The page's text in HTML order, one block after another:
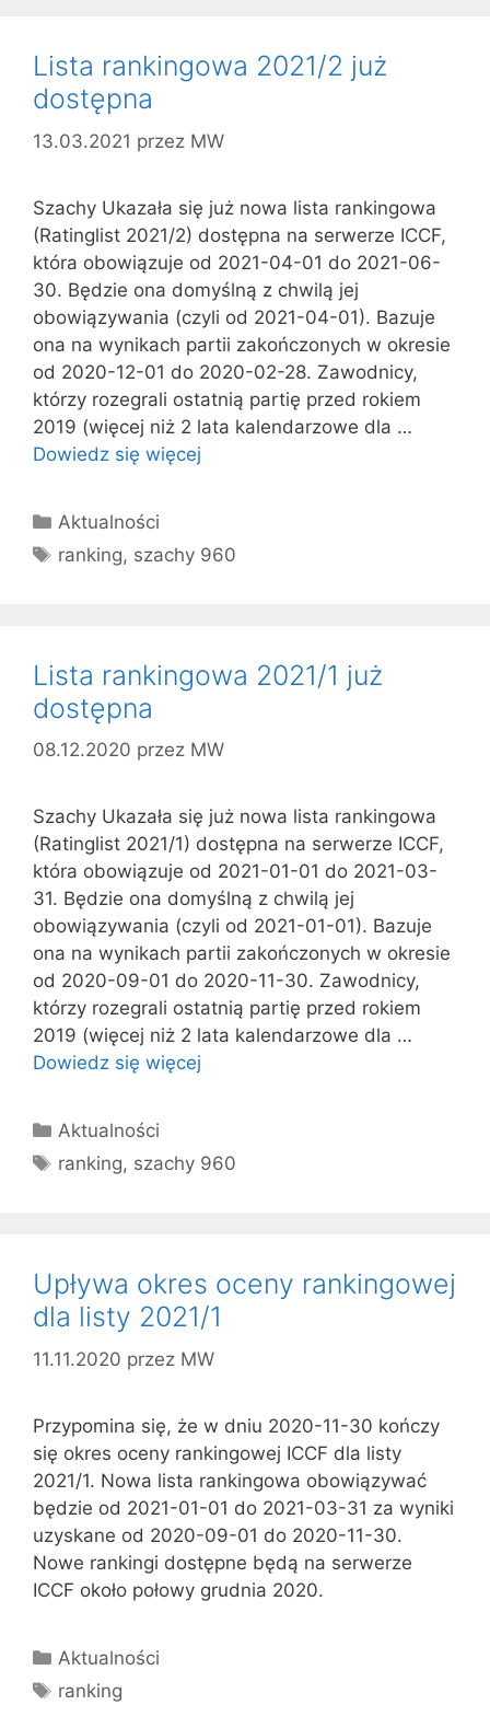
Lista rankingowa 2021/2 już
dostępna
13.03.2021 przez MW
Szachy Ukazała się już nowa lista rankingowa
(Ratinglist 2021/2) dostępna na serwerze ICCF,
która obowiązuje od 2021-04-01 do 2021-06-
30. Będzie ona domyślną z chwilą jej
obowiązywania (czyli od 2021-04-01). Bazuje
ona na wynikach partii zakończonych w okresie
od 2020-12-01 do 2020-02-28. Zawodnicy,
którzy rozegrali ostatnią partię przed rokiem
2019 (więcej niż 2 lata kalendarzowe dla …
Dowiedz się więcej
Kategorie
Aktualności
Tagi
ranking, szachy 960
Lista rankingowa 2021/1 już
dostępna
08.12.2020 przez MW
Szachy Ukazała się już nowa lista rankingowa
(Ratinglist 2021/1) dostępna na serwerze ICCF,
która obowiązuje od 2021-01-01 do 2021-03-
31. Będzie ona domyślną z chwilą jej
obowiązywania (czyli od 2021-01-01). Bazuje
ona na wynikach partii zakończonych w okresie
od 2020-09-01 do 2020-11-30. Zawodnicy,
którzy rozegrali ostatnią partię przed rokiem
2019 (więcej niż 2 lata kalendarzowe dla …
Dowiedz się więcej
Kategorie
Aktualności
Tagi
ranking, szachy 960
Upływa okres oceny rankingowej
dla listy 2021/1
11.11.2020 przez MW
Przypomina się, że w dniu 2020-11-30 kończy
się okres oceny rankingowej ICCF dla listy
2021/1. Nowa lista rankingowa obowiązywać
będzie od 2021-01-01 do 2021-03-31 za wyniki
uzyskane od 2020-09-01 do 2020-11-30.
Nowe rankingi dostępne będą na serwerze
ICCF około połowy grudnia 2020.
Kategorie
Aktualności
Tagi
ranking